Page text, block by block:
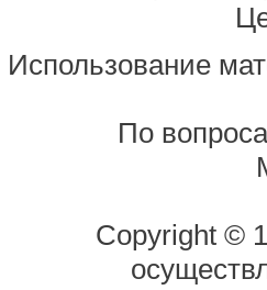
Использование
По
Copyright ©